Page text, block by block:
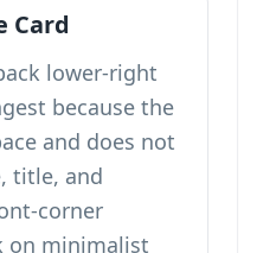
Card
lower-right
because the
and does not
title, and
corner
on minimalist